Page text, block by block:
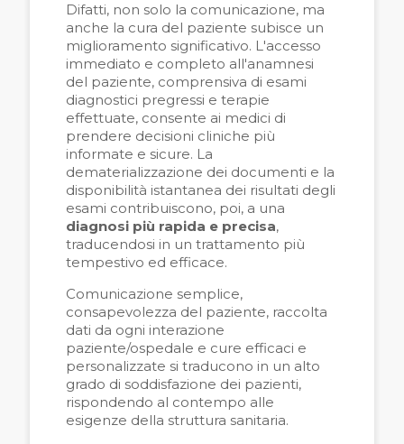
Difatti, non solo la comunicazione, ma
anche la cura del paziente subisce un
miglioramento significativo. L'accesso
immediato e completo all'anamnesi
del paziente, comprensiva di esami
diagnostici pregressi e terapie
effettuate, consente ai medici di
prendere decisioni cliniche più
informate e sicure. La
dematerializzazione dei documenti e la
disponibilità istantanea dei risultati degli
esami contribuiscono, poi, a una
diagnosi più rapida e precisa,
traducendosi in un trattamento più
tempestivo ed efficace.
Comunicazione semplice,
consapevolezza del paziente, raccolta
dati da ogni interazione
paziente/ospedale e cure efficaci e
personalizzate si traducono in un alto
grado di soddisfazione dei pazienti,
rispondendo al contempo alle
esigenze della struttura sanitaria.